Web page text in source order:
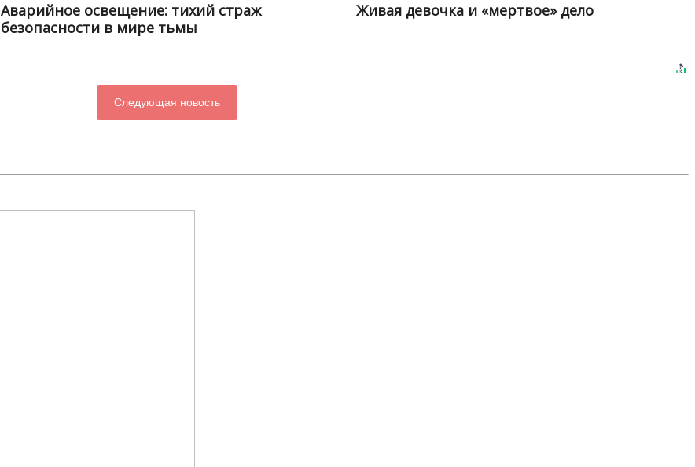
Аварийное освещение: тихий страж
безопасности в мире тьмы
Живая девочка и «мертвое» дело
Следующая новость